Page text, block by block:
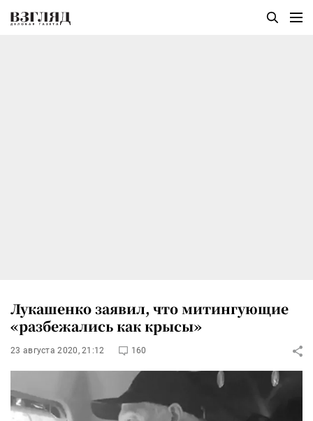
Лукашенко заявил, что митингующие
«разбежались как крысы»
23 августа 2020, 21:12 160